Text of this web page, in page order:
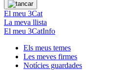
El meu 3Cat
La meva llista
El meu 3CatInfo
Els meus temes
Les meves firmes
Notícies guardades